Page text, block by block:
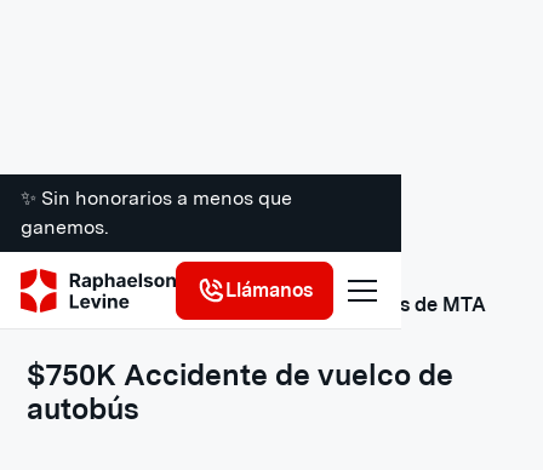
✨ Sin honorarios a menos que
ganemos.
Llámanos
Acuerdos y veredictos de demandas de MTA
$750K Accidente de vuelco de
autobús